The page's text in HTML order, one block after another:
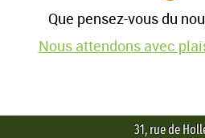
Que pensez-vous du
Nous attendons avec
31, rue de